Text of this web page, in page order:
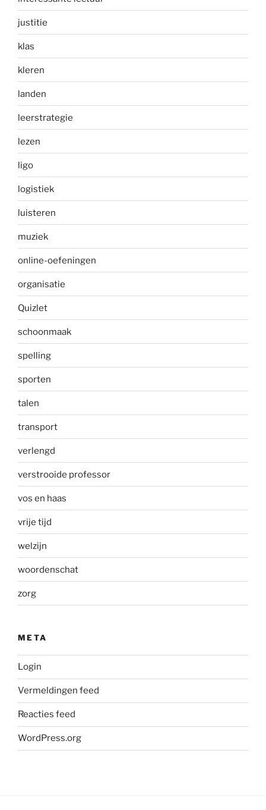
justitie
klas
kleren
landen
leerstrategie
lezen
ligo
logistiek
luisteren
muziek
online-oefeningen
organisatie
Quizlet
schoonmaak
spelling
sporten
talen
transport
verlengd
verstrooide professor
vos en haas
vrije tijd
welzijn
woordenschat
zorg
META
Login
Vermeldingen feed
Reacties feed
WordPress.org